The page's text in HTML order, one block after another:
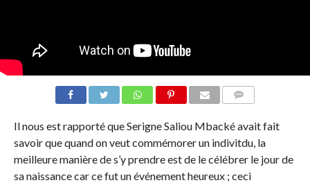
Il nous est rapporté que Serigne Saliou Mbacké avait fait
savoir que quand on veut commémorer un indivitdu, la
meilleure manière de s’y prendre est de le célébrer le jour de
sa naissance car ce fut un événement heureux ; ceci